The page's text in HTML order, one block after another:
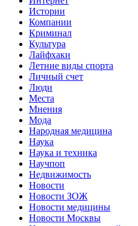
Истории
Компании
Криминал
Культура
Лайфхаки
Летние виды спорта
Личный счет
Люди
Места
Мнения
Мода
Народная медицина
Наука
Наука и техника
Научпоп
Недвижимость
Новости
Новости ЗОЖ
Новости медицины
Новости Москвы